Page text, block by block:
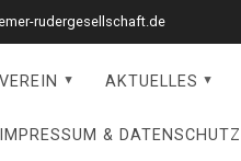
rudergesellschaft.de
VEREIN AKTUELLES
IMPRESSUM & DATENSCHUTZ